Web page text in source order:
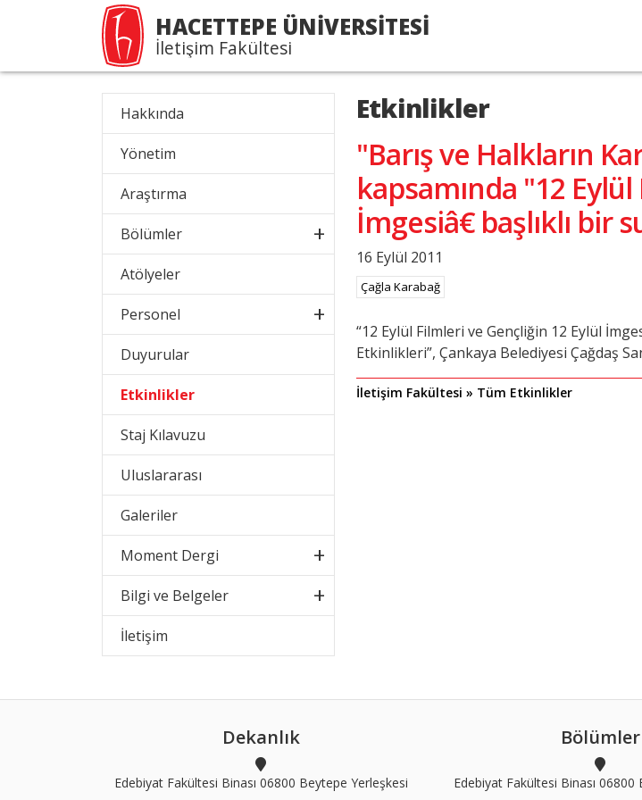
HACETTEPE ÜNİVERSİTESİ
İletişim Fakültesi
Hakkında
Yönetim
Araştırma
Bölümler
Atölyeler
Personel
Duyurular
Etkinlikler
Staj Kılavuzu
Uluslararası
Galeriler
Moment Dergi
Bilgi ve Belgeler
İletişim
Etkinlikler
"Barış ve Halkların
kapsamında "12
İmgesiâ€ başlıklı bir
16 Eylül 2011
Çağla Karabağ
“12 Eylül Filmleri ve Gençliğin 12 Eylül
Etkinlikleri”, Çankaya Belediyesi Çağdaş
İletişim Fakültesi » Tüm Etkinlikler
Dekanlık
Edebiyat Fakültesi Binası 06800 Beytepe Yerleşkesi
Bölümler
Edebiyat Fakültesi Binası 06800